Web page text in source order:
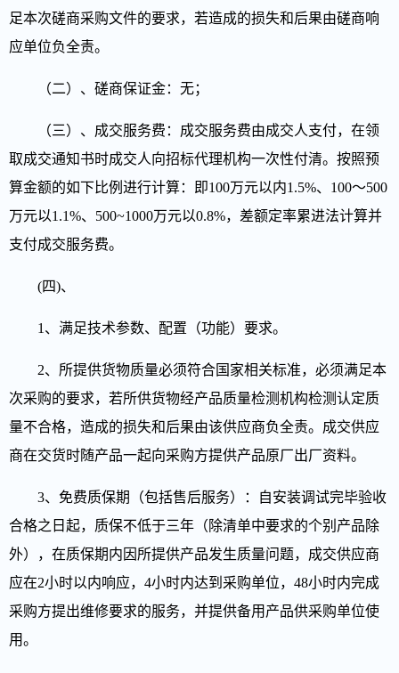
足本次磋商采购文件的要求，若造成的损失和后果由磋商响
应单位负全责。
（二）、磋商保证金：无；
（三）、 成交服务费：成交服务费由成交人支付，在领
取成交通知书时成交人向招标代理机构一次性付清。按照预
算金额的如下比例进行计算：即100万元以内1.5%、100～500
万元以1.1%、500~1000万元以0.8%，差额定率累进法计算并
支付成交服务费。
(四)、
1、满足技术参数、配置（功能）要求。
2、所提供货物质量必须符合国家相关标准，必须满足本
次采购的要求，若所供货物经产品质量检测机构检测认定质
量不合格，造成的损失和后果由该供应商负全责。成交供应
商在交货时随产品一起向采购方提供产品原厂出厂资料。
3、免费质保期（包括售后服务）：自安装调试完毕验收
合格之日起，质保不低于三年 （除清单中要求的个别产品除
外），在质保期内因所提供产品发生质量问题，成交供应商
应在2小时以内响应，4小时内达到采购单位，48小时内完成
采购方提出维修要求的服务， 并提供备用产品供采购单位使
用。